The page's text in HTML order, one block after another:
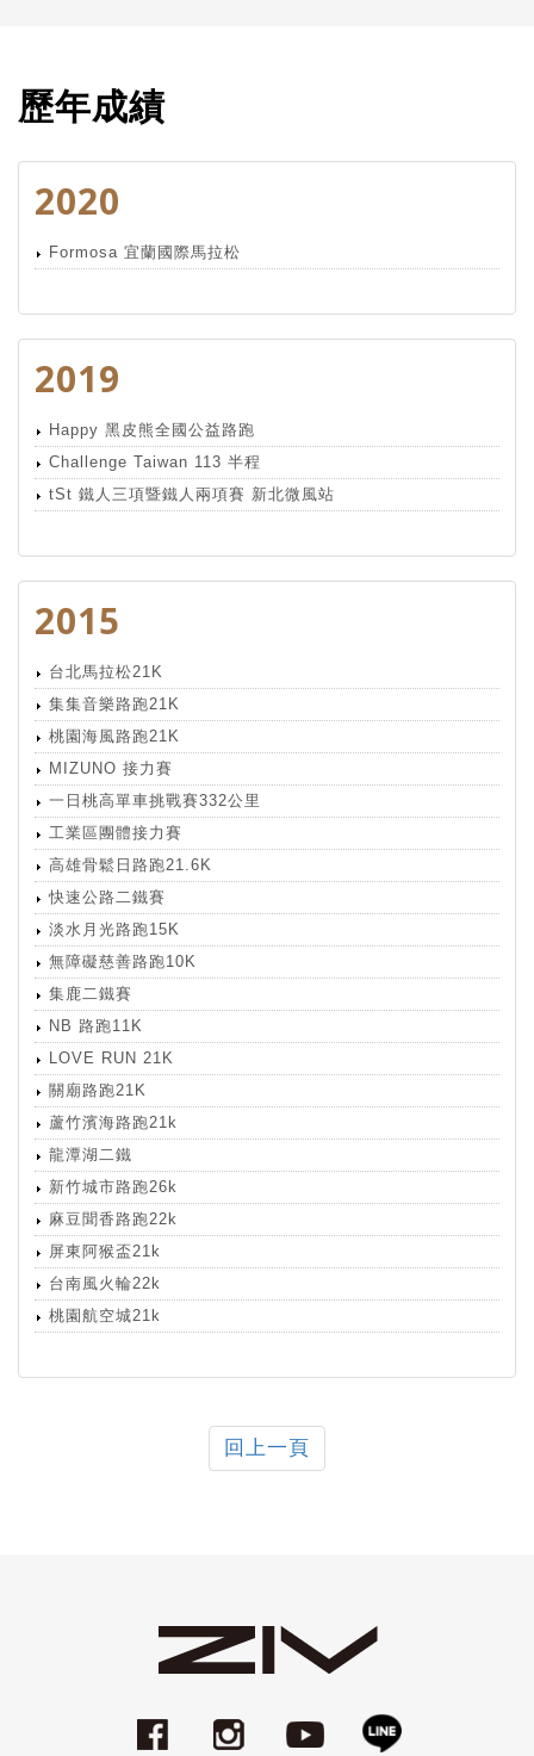
歷年成績
2020
Formosa 宜蘭國際馬拉松
2019
Happy 黑皮熊全國公益路跑
Challenge Taiwan 113 半程
tSt 鐵人三項暨鐵人兩項賽 新北微風站
2015
台北馬拉松21K
集集音樂路跑21K
桃園海風路跑21K
MIZUNO 接力賽
一日桃高單車挑戰賽332公里
工業區團體接力賽
高雄骨鬆日路跑21.6K
快速公路二鐵賽
淡水月光路跑15K
無障礙慈善路跑10K
集鹿二鐵賽
NB 路跑11K
LOVE RUN 21K
關廟路跑21K
蘆竹濱海路跑21k
龍潭湖二鐵
新竹城市路跑26k
麻豆聞香路跑22k
屏東阿猴盃21k
台南風火輪22k
桃園航空城21k
回上一頁